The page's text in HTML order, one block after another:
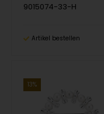
9015074-33-H
Artikel bestellen
13%